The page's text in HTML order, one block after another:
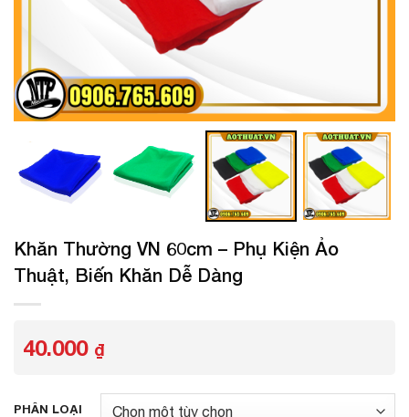
Khăn Thường VN 60cm – Phụ Kiện Ảo
Thuật, Biến Khăn Dễ Dàng
40.000 ₫
PHÂN LOẠI